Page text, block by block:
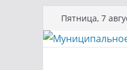
Перейти
к
содержимому
Пятница, 7